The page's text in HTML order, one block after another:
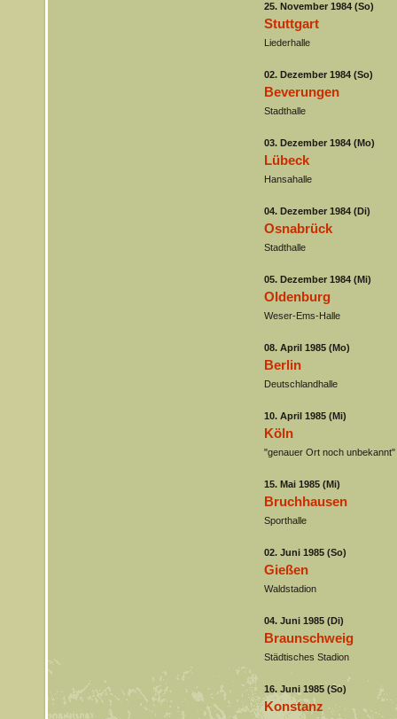
25. November 1984 (So)
Stuttgart
Liederhalle
02. Dezember 1984 (So)
Beverungen
Stadthalle
03. Dezember 1984 (Mo)
Lübeck
Hansahalle
04. Dezember 1984 (Di)
Osnabrück
Stadthalle
05. Dezember 1984 (Mi)
Oldenburg
Weser-Ems-Halle
08. April 1985 (Mo)
Berlin
Deutschlandhalle
10. April 1985 (Mi)
Köln
"genauer Ort noch unbekannt"
15. Mai 1985 (Mi)
Bruchhausen
Sporthalle
02. Juni 1985 (So)
Gießen
Waldstadion
04. Juni 1985 (Di)
Braunschweig
Städtisches Stadion
16. Juni 1985 (So)
Konstanz